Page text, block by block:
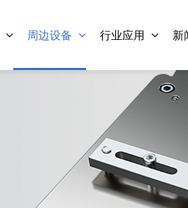
周边设备 行业应用 新